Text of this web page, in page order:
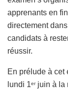
apprenants en
directement
candidats à
réussir.
En prélude à cet
lundi 1erjuin à la